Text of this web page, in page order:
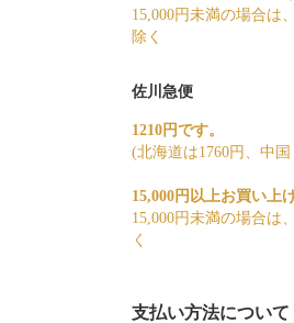
15,000円未満の場合は
除く
佐川急便
1210円です。
(北海道は1760円、中
15,000円以上お買い上
15,000円未満の場合は
く
支払い方法について